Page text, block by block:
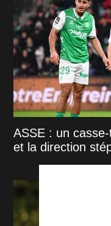
ASSE : un
et la direction